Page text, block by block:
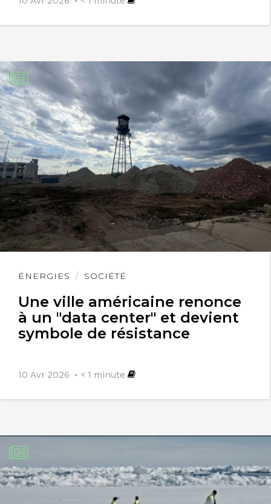
ÉNERGIES SOCIÉTÉ
Une ville américaine renonce
à un "data center" et devient
symbole de résistance
10 Avr 2026 < 1 minute
Lire